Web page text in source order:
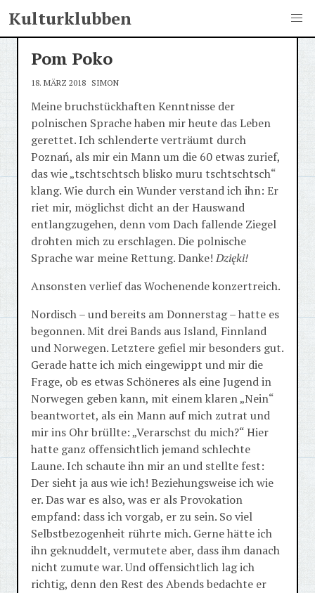
Kulturklubben
Pom Poko
18. MÄRZ 2018 SIMON
Meine bruchstückhaften Kenntnisse der
polnischen Sprache haben mir heute das Leben
gerettet. Ich schlenderte verträumt durch
Poznań, als mir ein Mann um die 60 etwas zurief,
das wie „tschtschtsch blisko muru tschtschtsch“
klang. Wie durch ein Wunder verstand ich ihn: Er
riet mir, möglichst dicht an der Hauswand
entlangzugehen, denn vom Dach fallende Ziegel
drohten mich zu erschlagen. Die polnische
Sprache war meine Rettung. Danke!Dzięki!
Ansonsten verlief das Wochenende konzertreich.
Nordisch – und bereits am Donnerstag – hatte es
begonnen. Mit drei Bands aus Island, Finnland
und Norwegen. Letztere gefiel mir besonders gut.
Gerade hatte ich mich eingewippt und mir die
Frage, ob es etwas Schöneres als eine Jugend in
Norwegen geben kann, mit einem klaren „Nein“
beantwortet, als ein Mann auf mich zutrat und
mir ins Ohr brüllte: „Verarschst du mich?“ Hier
hatte ganz offensichtlich jemand schlechte
Laune. Ich schaute ihn mir an und stellte fest:
Der sieht ja aus wie ich! Beziehungsweise ich wie
er. Das war es also, was er als Provokation
empfand: dass ich vorgab, er zu sein. So viel
Selbstbezogenheit rührte mich. Gerne hätte ich
ihn geknuddelt, vermutete aber, dass ihm danach
nicht zumute war. Und offensichtlich lag ich
richtig, denn den Rest des Abends bedachte er